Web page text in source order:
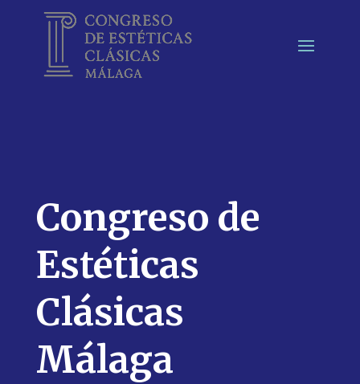
Congreso de
Estéticas
Clásicas
Málaga